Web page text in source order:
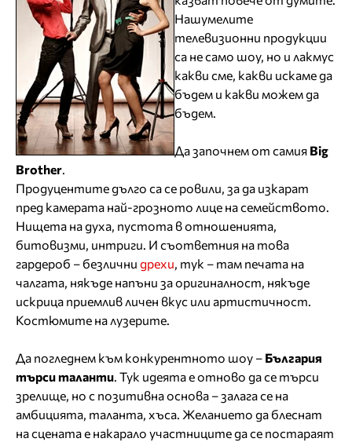
Нашумелите
телевизионни продукции
са не само шоу, но и лакмус
какви сме, какви искаме да
бъдем и какви можем да
бъдем.
Да започнем от самия Big
Brother.
Продуцентите дълго са се ровили, за да изкарат
пред камерата най-грозното лице на семейството.
Нищета на духа, пустота в отношенията,
битовизми, интриги. И съответния на това
гардероб – безлични дрехи, тук – там печата на
чалгата, някъде напъни за оригиналност, някъде
искрица приемлив личен вкус или артистичност.
Костюмите на лузерите.
Да погледнем към конкурентното шоу – България
търси таланти. Тук идеята е отново да се търси
зрелище, но с позитивна основа – залага се на
амбицията, таланта, хъса. Желанието да блеснат
на сцената е накарало участниците да се постараят